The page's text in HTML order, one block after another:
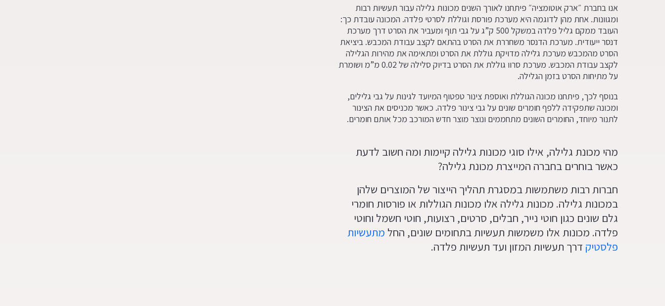
אנו בחברת ״ארק אוטומציה״ פיתחנו לאורך השנים מכונות גלילה עבור תעשיות רבות
ומגוונות. אחת מהן לדוגמה היא מערכת פורסת וגוללת לסרטי פלדה. המכונה עובדת כך:
העובד ממקם גליל פלדה במשקל 500 ק”ג על גבי תוף ומעביר את הסרט דרך מערכת
דנסר ייעודית. מערכת הדנסר משחררת את הסרט בהתאם לקצב עבודת המכבש. ביציאת
הסרט מהמכבש מערכת גלילה מדויקת גוללת את הסרט ומתאימה את מהירות הגלילה
לקצב עבודת המכבש. מערכת סרוו גוללת את הסרט בדיוק סלילה של 0.02 מ”מ ושומרת
על מתיחות הסרט בזמן הגלילה.
בנוסף לכך, פיתחנו מכונה הגוללת ואוספת צינור טפטוף המיועד לגינות על גבי גלילים,
ומכונה שתפקידה ללפף חומרים שונים על גבי צינור פלדה. כאשר מכניסים את הצינור
לתנור מיוחד, החומרים השונים מתחממים ונוצר מוצר חדש המורכב מכל אותם חומרים.
מהי מכונת גלילה, אילו סוגי מכונות גלילה קיימות ומה חשוב לדעת
כאשר בוחרים בחברה המייצרת מכונת גלילה?
חברות רבות משתמשות במסגרת תהליך הייצור של המוצרים שלהן
במכונות גלילה. מכונות גלילה אלו מכונות הגוללות או פורסות חומרי
גלם שונים כגון חוטי נייר, חבלים, סרטים, רצועות, חוטי חשמל וחוטי
פלדה. מכונות אלו משמשות תעשיות בתחומים שונים, החל מתעשיות
פלסטיק דרך תעשיות המזון ועד תעשיות פלדה.